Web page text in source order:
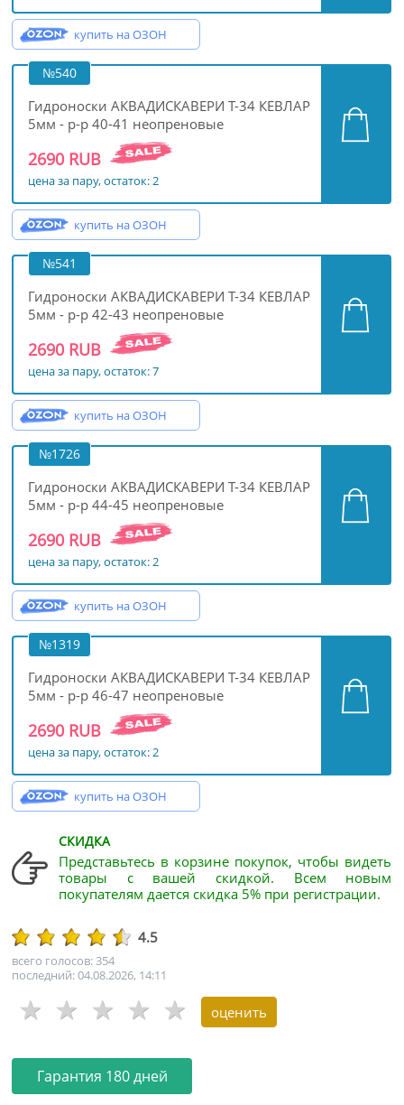
купить на ОЗОН
№540
Гидроноски АКВАДИСКАВЕРИ Т-34 КЕВЛАР
5мм - р-р 40-41 неопреновые
2690 RUB
цена за пару, остаток: 2
купить на ОЗОН
№541
Гидроноски АКВАДИСКАВЕРИ Т-34 КЕВЛАР
5мм - р-р 42-43 неопреновые
2690 RUB
цена за пару, остаток: 7
купить на ОЗОН
№1726
Гидроноски АКВАДИСКАВЕРИ Т-34 КЕВЛАР
5мм - р-р 44-45 неопреновые
2690 RUB
цена за пару, остаток: 2
купить на ОЗОН
№1319
Гидроноски АКВАДИСКАВЕРИ Т-34 КЕВЛАР
5мм - р-р 46-47 неопреновые
2690 RUB
цена за пару, остаток: 2
купить на ОЗОН
СКИДКА
Представьтесь в корзине покупок, чтобы видеть
товары с вашей скидкой. Всем новым
покупателям дается скидка 5% при регистрации.
4.5
всего голосов: 354
последний: 04.08.2026, 14:11
Гарантия 180 дней